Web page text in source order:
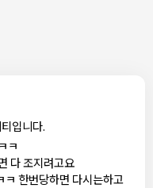
입니다.
알려줌
가능한가요?
ㅋ
다 조지려고요
ㅋ 한번당하면 다시는하고